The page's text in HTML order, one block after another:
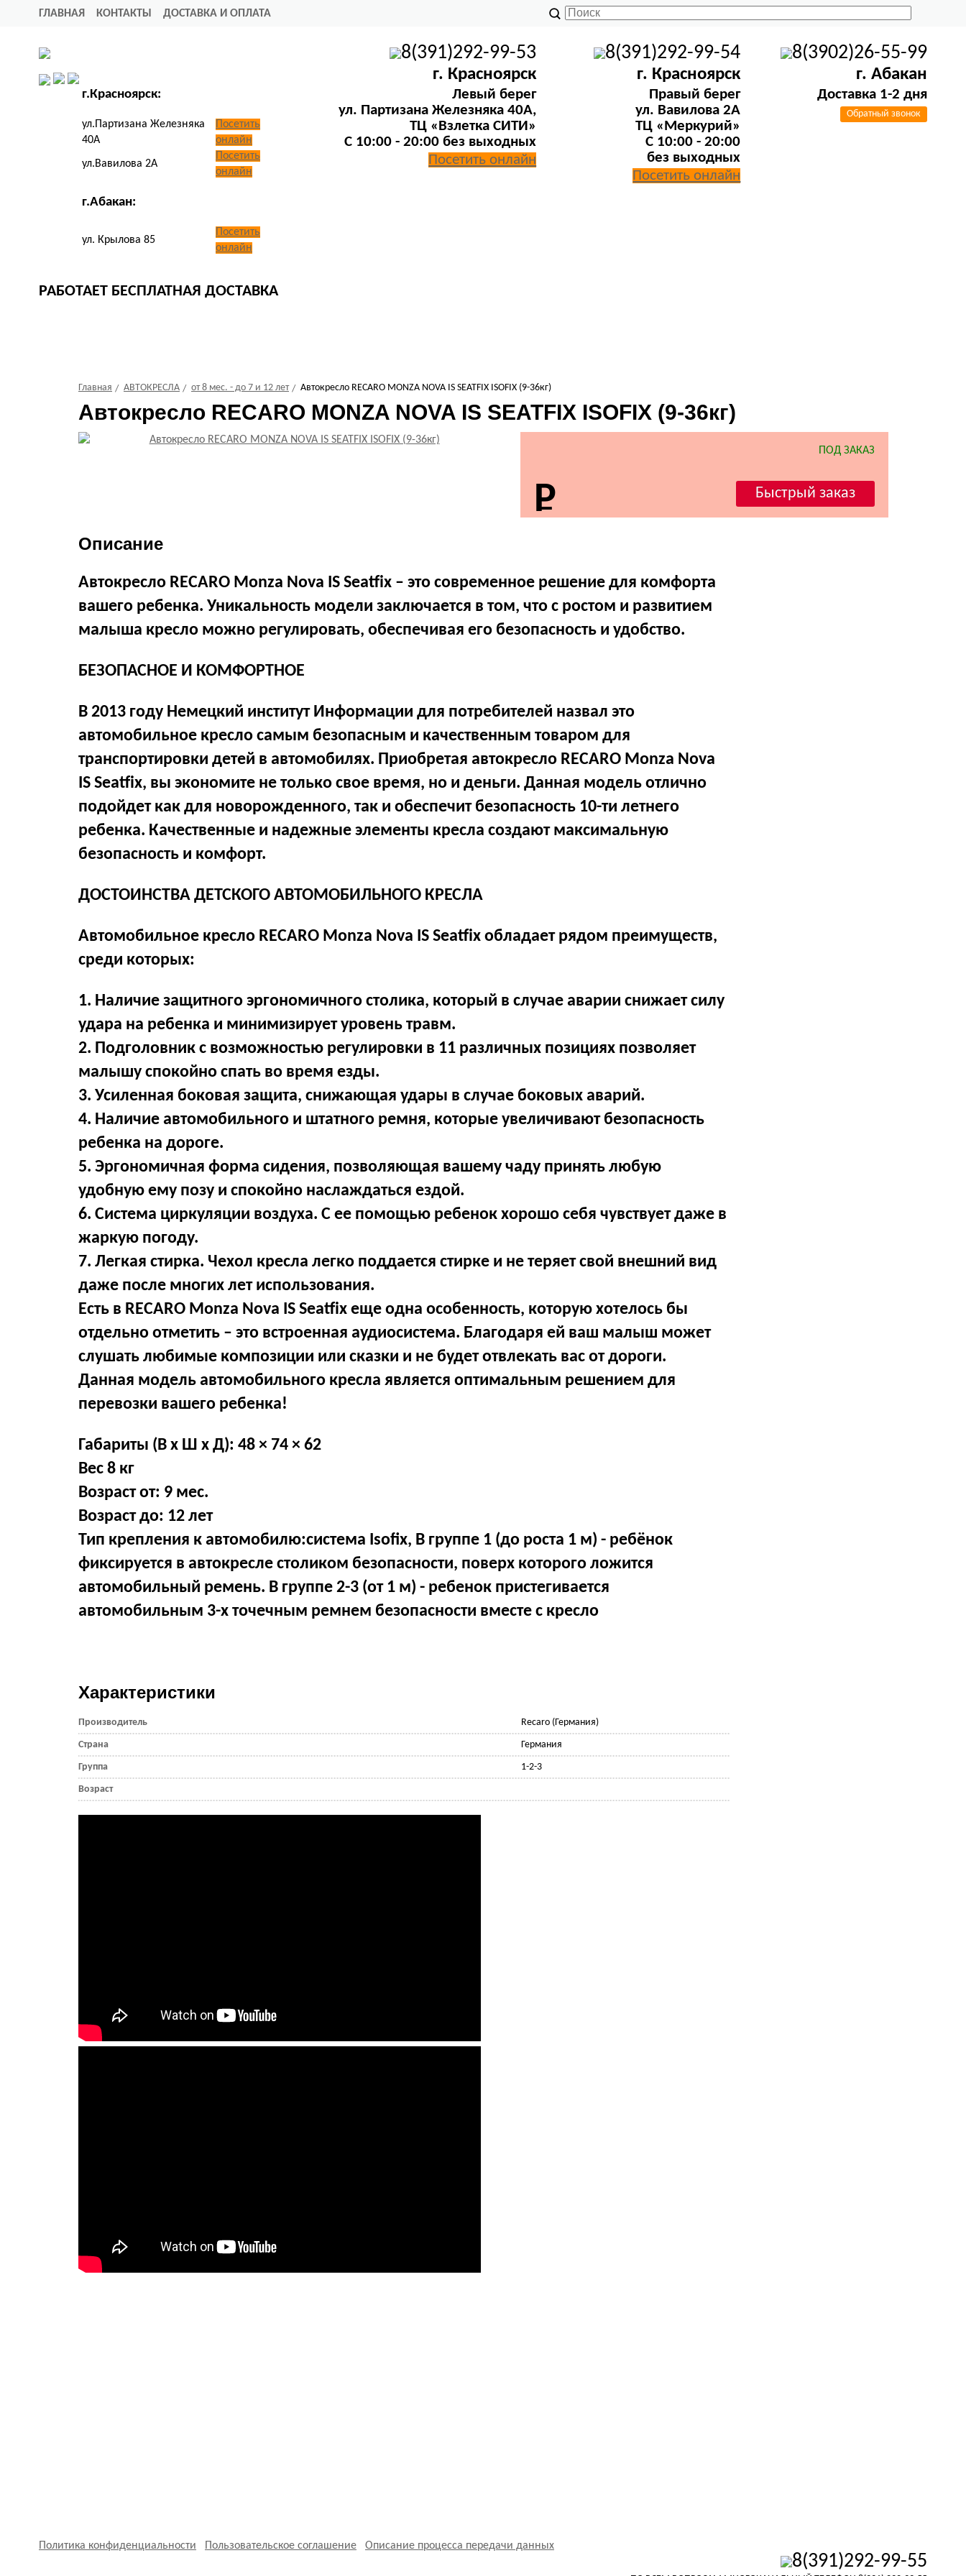
ГЛАВНАЯ КОНТАКТЫ ДОСТАВКА И ОПЛАТА
г.Красноярск:
ул.Партизана Железняка
40А
Посетить
онлайн
ул.Вавилова 2А
Посетить
онлайн
г.Абакан:
ул. Крылова 85
Посетить
онлайн
РАБОТАЕТ БЕСПЛАТНАЯ ДОСТАВКА
8(3902)26-55-99
г. Абакан
Доставка 1-2 дня
Обратный звонок
8(391)292-99-54
г. Красноярск
Правый берег
ул. Вавилова 2А
ТЦ «Меркурий»
C 10:00 - 20:00
без выходных
Посетить онлайн
8(391)292-99-53
г. Красноярск
Левый берег
ул. Партизана Железняка 40А,
ТЦ «Взлетка СИТИ»
C 10:00 - 20:00 без выходных
Посетить онлайн
Главная АВТОКРЕСЛА от 8 мес. - до 7 и 12 лет Автoкpecлo RECARO MONZA NOVA IS SEATFIX ISOFIX (9-36кг)
Автoкpecлo RECARO MONZA NOVA IS SEATFIX ISOFIX (9-36кг)
ПОД ЗАКАЗ
Описание
Автокресло RECARO Monza Nova IS Seatfix – это современное решение для комфорта
вашего ребенка. Уникальность модели заключается в том, что с ростом и развитием
малыша кресло можно регулировать, обеспечивая его безопасность и удобство.
БЕЗОПАСНОЕ И КОМФОРТНОЕ
В 2013 году Немецкий институт Информации для потребителей назвал это
автомобильное кресло самым безопасным и качественным товаром для
транспортировки детей в автомобилях. Приобретая автокресло RECARO Monza Nova
IS Seatfix, вы экономите не только свое время, но и деньги. Данная модель отлично
подойдет как для новорожденного, так и обеспечит безопасность 10-ти летнего
ребенка. Качественные и надежные элементы кресла создают максимальную
безопасность и комфорт.
ДОСТОИНСТВА ДЕТСКОГО АВТОМОБИЛЬНОГО КРЕСЛА
Автомобильное кресло RECARO Monza Nova IS Seatfix обладает рядом преимуществ,
среди которых:
1. Наличие защитного эргономичного столика, который в случае аварии снижает силу
удара на ребенка и минимизирует уровень травм.
2. Подголовник с возможностью регулировки в 11 различных позициях позволяет
малышу спокойно спать во время езды.
3. Усиленная боковая защита, снижающая удары в случае боковых аварий.
4. Наличие автомобильного и штатного ремня, которые увеличивают безопасность
ребенка на дороге.
5. Эргономичная форма сидения, позволяющая вашему чаду принять любую
удобную ему позу и спокойно наслаждаться ездой.
6. Система циркуляции воздуха. С ее помощью ребенок хорошо себя чувствует даже в
жаркую погоду.
7. Легкая стирка. Чехол кресла легко поддается стирке и не теряет свой внешний вид
даже после многих лет использования.
Есть в RECARO Monza Nova IS Seatfix еще одна особенность, которую хотелось бы
отдельно отметить – это встроенная аудиосистема. Благодаря ей ваш малыш может
слушать любимые композиции или сказки и не будет отвлекать вас от дороги.
Данная модель автомобильного кресла является оптимальным решением для
перевозки вашего ребенка!
Габариты (В х Ш х Д): 48 × 74 × 62
Вес 8 кг
Возраст от: 9 мес.
Возраст до: 12 лет
Тип крепления к автомобилю:система Isofix, В группе 1 (до роста 1 м) - ребёнок
фиксируется в автокресле столиком безопасности, поверх которого ложится
автомобильный ремень. В группе 2-3 (от 1 м) - ребенок пристегивается
автомобильным 3-х точечным ремнем безопасности вместе с кресло
Характеристики
Производитель Recaro (Германия)
Страна Германия
Группа 1-2-3
Возраст
Политика конфиденциальности Пользовательское соглашение Описание процесса передачи данных
8(391)292-99-55